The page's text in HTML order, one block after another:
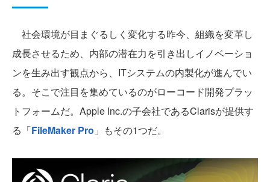
社会環境が目まぐるしく変化する昨今、組織を変革し
成長させるため、内部の潜在力を引き出しイノベーショ
ンを生み出す観点から、ITシステムの内製化が進んでい
る。そこで注目を集めているのがローコード開発プラッ
トフォームだ。Apple Inc.の子会社であるClarisが提供す
る「FileMaker Pro 」もその1つだ。